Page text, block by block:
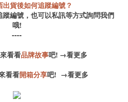
出貨後如何追蹤編號？
蹤編號，也可以私訊等方式詢問我們
哦!
----
看看品牌故事吧! →看更多
看看開箱分享吧! →看更多